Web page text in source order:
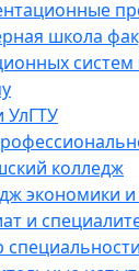
школа
систем
УлГТУ
колледж
экономики
и
специальности